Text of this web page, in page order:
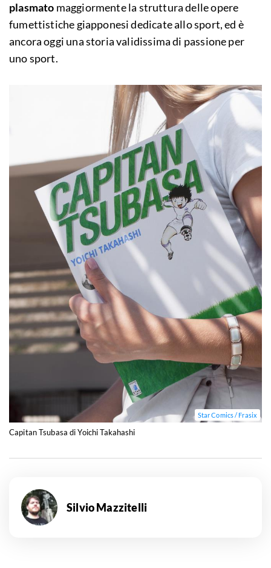
plasmato maggiormente la struttura delle opere
fumettistiche giapponesi dedicate allo sport, ed è
ancora oggi una storia validissima di passione per
uno sport.
Star Comics / Frasix
Capitan Tsubasa di Yoichi Takahashi
Silvio Mazzitelli